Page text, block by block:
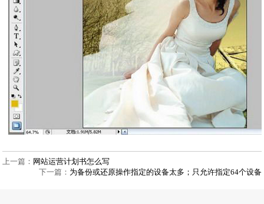
上一篇： 网站运营计划书怎么写
下一篇： 为备份或还原操作指定的设备太多；只允许指定64个设备